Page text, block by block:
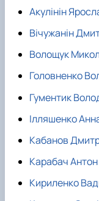
Акулінін
Вічужанін
Волощук
Головненко
Гументик
Ілляшенко
Кабанов
Карабач
Кириленко